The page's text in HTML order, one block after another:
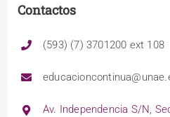
Contactos
(593) (7) 3701200 ext 108
Av. Independencia S/N,